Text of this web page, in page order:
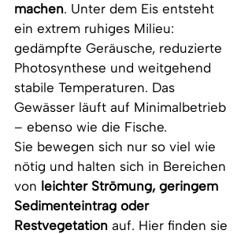
machen. Unter dem Eis entsteht
ein extrem ruhiges Milieu:
gedämpfte Geräusche, reduzierte
Photosynthese und weitgehend
stabile Temperaturen. Das
Gewässer läuft auf Minimalbetrieb
– ebenso wie die Fische.
Sie bewegen sich nur so viel wie
nötig und halten sich in Bereichen
von leichter Strömung, geringem
Sedimenteintrag oder
Restvegetation auf. Hier finden sie